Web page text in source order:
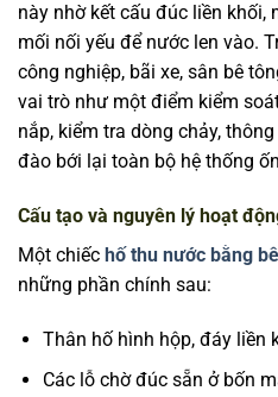
này nhờ kết cấu đúc liền khối,
mối nối yếu để nước len vào.
công nghiệp, bãi xe, sân bê
vai trò như một điểm kiểm
nắp, kiểm tra dòng chảy,
đào bới lại toàn bộ hệ thống
Cấu tạo và nguyên lý hoạt
Một chiếc hố thu nước bằng
những phần chính sau:
Thân hố hình hộp, đáy liền
Các lỗ chờ đúc sẵn ở bốn